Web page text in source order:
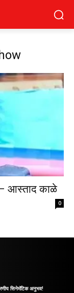
आस्ताद काळे
0
सिनेमॅटिक अनुभव!